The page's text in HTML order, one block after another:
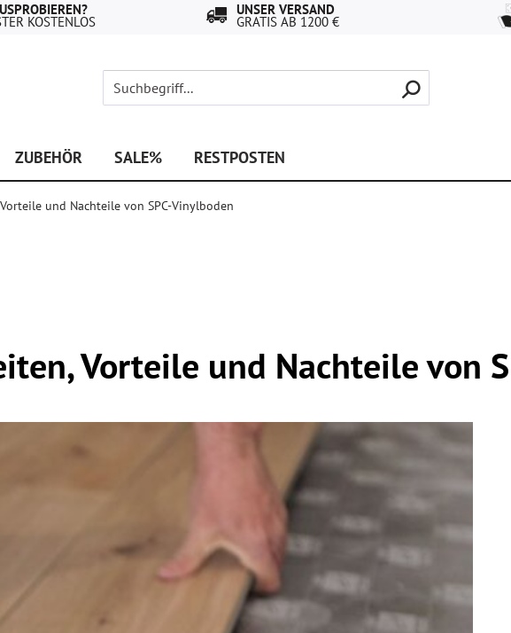
KOSTENLOS
UNSER VERSAND
GRATIS AB 1200 €
ZUBEHÖR SALE% RESTPOSTEN
und Nachteile von SPC-Vinylboden
Vorteile und Nachteile von